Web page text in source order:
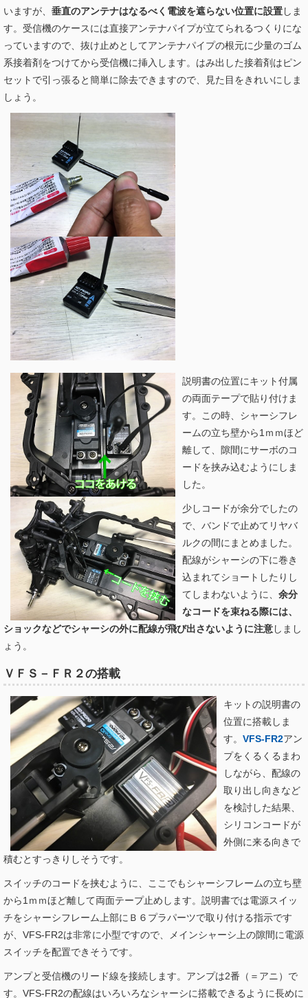
いますが、 垂直のアンテナはなるべく電波を遮らない位置に設置しま
す。受信機のケースには直接アンテナパイプが立てられるつくりにな
っていますので、抜け止めとしてアンテナパイプの根元に少量のゴム
系接着剤をつけてから受信機に挿入します。はみ出した接着剤はピン
セットで引っ張ると簡単に除去できますので、見た目をきれいにしま
しょう。
説明書の位置にキット付属
の両面テープで貼り付けま
す。この時、シャーシフレ
ームの立ち壁から1ｍｍほど
離して、隙間にサーボのコ
ードを挟み込むようにしま
した。
少しコードが余分でしたの
で、バンドで止めてリヤバ
ルクの間にまとめました。
配線がシャーシの下に巻き
込まれてショートしたりし
てしまわないように、 余分
なコードを束ねる際には、
ショックなどでシャーシの外に配線が飛び出さないように注意しまし
ょう。
ＶＦＳ－ＦＲ２の搭載
キットの説明書の
位置に搭載しま
す。 VFS-FR2アン
プをくるくるまわ
しながら、配線の
取り出し向きなど
を検討した結果、
シリコンコードが
外側に来る向きで
積むとすっきりしそうです。
スイッチのコードを挟むように、ここでもシャーシフレームの立ち壁
から1ｍｍほど離して両面テープ止めします。説明書では電源スイッ
チをシャーシフレーム上部にＢ６プラパーツで取り付ける指示です
が、VFS-FR2は非常に小型ですので、メインシャーシ上の隙間に電源
スイッチを配置できそうです。
アンプと受信機のリード線を接続します。アンプは2番（＝アニ）で
す。VFS-FR2の配線はいろいろなシャーシに搭載できるように長めに